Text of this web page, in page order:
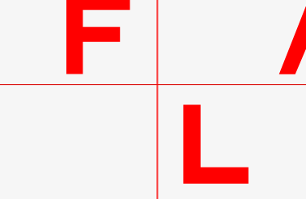
Дизайн-
интерьера